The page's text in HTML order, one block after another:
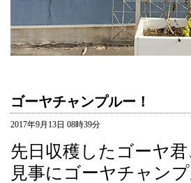
ゴーヤチャンプルー！
2017年9月13日 08時39分
先日収穫したゴーヤ君
見事にゴーヤチャン